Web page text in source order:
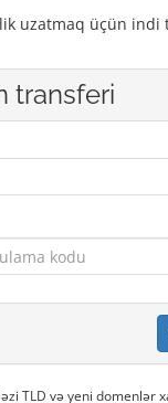
uzatmaq üçün indi
transferi
TLD və yeni domenlər